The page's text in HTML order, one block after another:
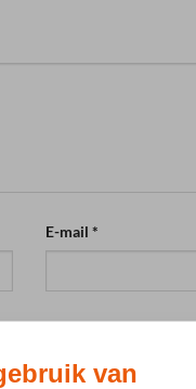
E-mail *
wanneer ik een reactie
van